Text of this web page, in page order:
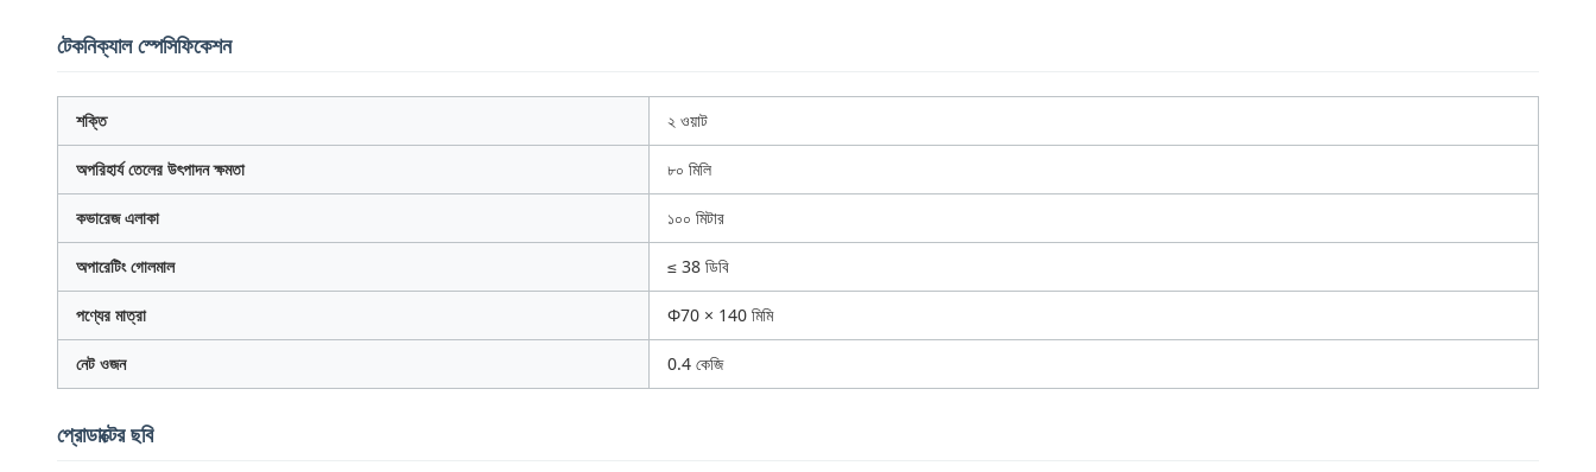
টেকনিক্যাল স্পেসিফিকেশন
শক্তি ২ ওয়াট
অপরিহার্য তেলের উৎপাদন ক্ষমতা ৮০ মিলি
কভারেজ এলাকা ১০০ মিটার
অপারেটিং গোলমাল ≤ 38 ডিবি
পণ্যের মাত্রা Φ70 × 140 মিমি
নেট ওজন 0.4 কেজি
প্রোডাক্টের ছবি